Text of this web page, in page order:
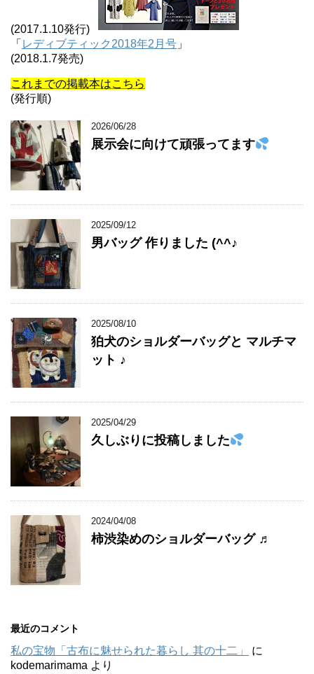
(2017.1.10発行)
「 レディブティック2018年2月号 」
(2018.1.7発売)
これまでの掲載本はこちら
(発行順)
2026/06/28
展示会に向けて頑張ってます
2025/09/12
男バッグ 作りました (^^♪
2025/08/10
狛犬のショルダーバッグと マルチマ
ット ♪
2025/04/29
久しぶりに投稿しました
2024/04/08
柿渋染めのショルダーバッグ ♬
最近のコメント
私の宝物「古布に魅せられた暮らし 其の十二」
に
kodemarimama より